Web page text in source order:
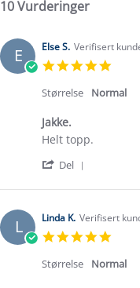
10 Vurderinger
E Else S. Verifisert
rating
Størrelse Normal
Jakke.
Review
Else
on
Jan
2026
review
Jakke.
Helt topp.
Del
Review
Else
S.
on
5
Jan
L Linda K. Verifisert
rating
Størrelse Normal